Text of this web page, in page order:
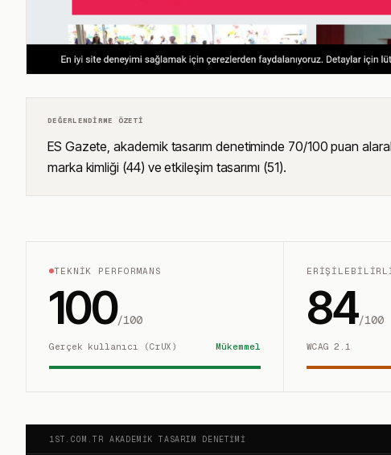
DEĞERLENDIRME ÖZETI
ES Gazete, akademik tasarım denetiminde 70/100 puan
marka kimliği (44) ve etkileşim tasarımı (51).
TEKNIK PERFORMANS
100/100
Gerçek kullanıcı (CrUX) Mükemmel
84/100
WCAG 2.1
1ST.COM.TR AKADEMIK TASARIM DENETIMI